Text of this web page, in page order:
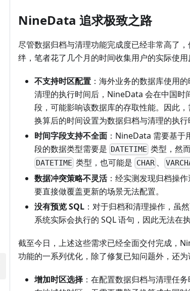
NineData 追求极致之路
尽管数据归档与清理功能完成度已经非常高了
绊，笔者花了几个月的时间收集用户的实际使
不支持时区配置 ：海外业务的数据库使用
清理的执行时间后，NineData 会在中国时
段，可能影响该数据库的存取性能。因此
换算后的时间设置为数据归档与清理的执行
时间字段支持不全面 ：NineData 需要基
段的数据类型需要是 DATETIME 类型，然
DATETIME 类型，也可能是 CHAR、
数据冲突策略不灵活：经实测发现归档操
要直接做覆盖更新的场景无法配置。
没有预览 SQL ：对于归档和清理操作，虽
系统实际会执行的 SQL 语句，因此无法在
截至今日，上述这些需求已经全面交付完成，
功能的一系列优化，除了修复已知问题外，还
增加时区选择 ：在配置数据归档与清理任